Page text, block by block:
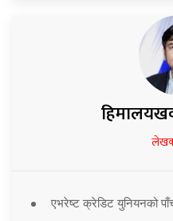
एभरेष्ट क्रेडिट युनियनको